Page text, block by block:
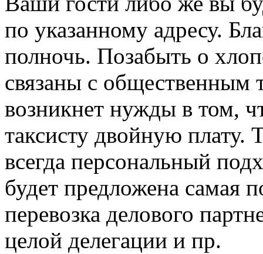
по указанному адресу.
полночь. Позабыть о
связаны с общественным
возникнет нужды в том,
таксисту двойную плату.
всегда персональный
будет предложена самая
перевозка делового
целой делегации и пр.